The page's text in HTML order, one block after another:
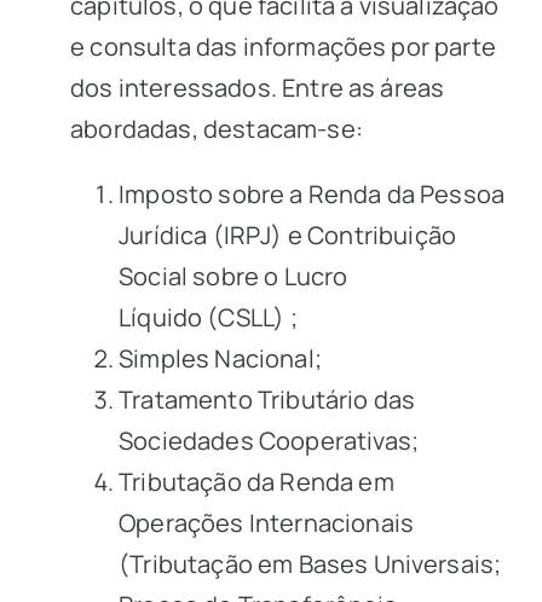
e consulta das informações por parte
dos interessados. Entre as áreas
abordadas, destacam-se:
Imposto sobre a Renda da Pessoa
Jurídica (IRPJ) e Contribuição
Social sobre o Lucro
Líquido (CSLL) ;
Simples Nacional;
Tratamento Tributário das
Sociedades Cooperativas;
Tributação da Renda em
Operações Internacionais
(Tributação em Bases Universais;